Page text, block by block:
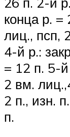
конца р. =
лиц., псп,
4-й р.:
= 12 п. 5-й
2 вм.
2 п., изн.
п.